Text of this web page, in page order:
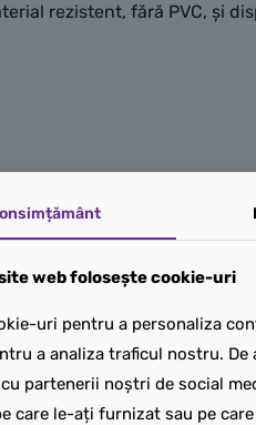
rezistent, fără PVC, şi
web folosește cookie-uri
uri pentru a personaliza
a analiza traficul nostru.
partenerii noștri de social
care le-ați furnizat sau pe